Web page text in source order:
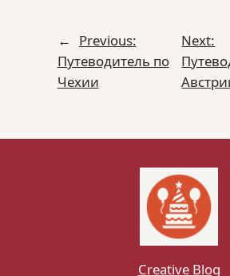
←
Previous:
Путеводитель по
Чехии
Next:
Creative Blog